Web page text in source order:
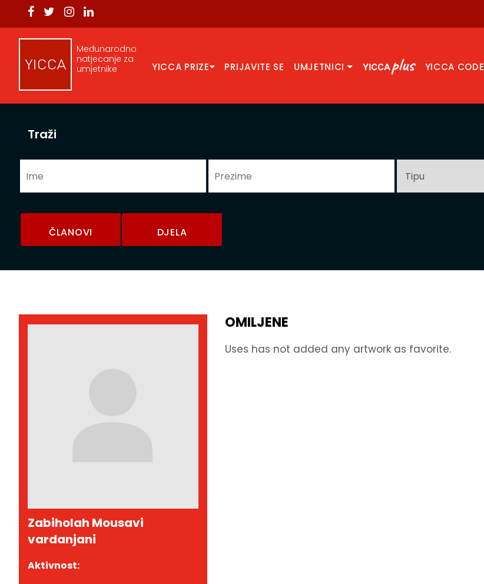
Međunarodno
natjecanje za
umjetnike
YICCA PRIZE PRIJAVITE SE UMJETNICI YICCA CODE
Traži
ČLANOVI DJELA
Zabiholah Mousavi
vardanjani
Aktivnost:
OMILJENE
Uses has not added any artwork as favorite.